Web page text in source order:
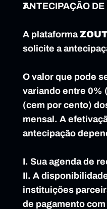
ANTECIPAÇÃO DE
A plataforma
solicite a
O valor que pode
variando entre 0%
(cem por cento)
mensal. A
antecipação
I. Sua agenda de
II. A
instituições
de pagamento